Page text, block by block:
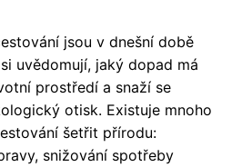
jsou v dnešní době
uvědomují, jaký dopad má
prostředí a snaží se
otisk. Existuje mnoho
šetřit přírodu:
snižování spotřeby